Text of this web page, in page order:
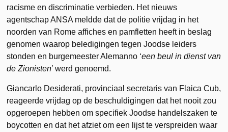
racisme en discriminatie verbieden. Het nieuws
agentschap ANSA meldde dat de politie vrijdag in het
noorden van Rome affiches en pamfletten heeft in beslag
genomen waarop beledigingen tegen Joodse leiders
stonden en burgemeester Alemanno ‘een beul in dienst van
de Zionisten’ werd genoemd.
Giancarlo Desiderati, provinciaal secretaris van Flaica Cub,
reageerde vrijdag op de beschuldigingen dat het nooit zou
opgeroepen hebben om specifiek Joodse handelszaken te
boycotten en dat het afziet om een lijst te verspreiden waar